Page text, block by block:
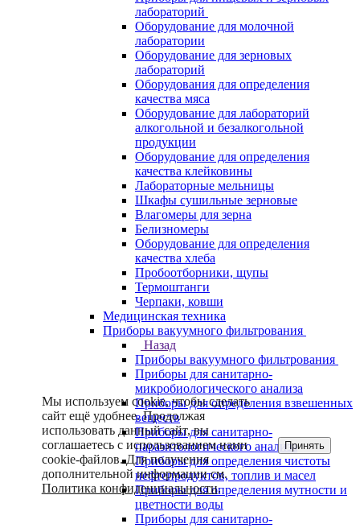
лабораторий
Оборудование для молочной
лаборатории
Оборудование для зерновых
лабораторий
Оборудования для определения
качества мяса
Оборудование для лабораторий
алкогольной и безалкогольной
продукции
Оборудование для определения
качества клейковины
Лабораторные мельницы
Шкафы сушильные зерновые
Влагомеры для зерна
Белизномеры
Оборудование для определения
качества хлеба
Пробоотборники, щупы
Термоштанги
Черпаки, ковши
Медицинская техника
Приборы вакуумного фильтрования
Назад
Приборы вакуумного фильтрования
Приборы для санитарно-
микробиологического анализа
Приборы для определения взвешенных
веществ
Приборы для санитарно-
паразитологического анализа
Приборы для определения чистоты
нефтепродуктов, топлив и масел
Приборы для определения мутности и
цветности воды
Приборы для санитарно-
Мы используем cookie, чтобы сделать
сайт ещё удобнее. Продолжая
использовать данный сайт, вы
соглашаетесь с использованием нами
cookie-файлов. Для получения
дополнительной информации см.
Политика конфиденциальности.
Принять